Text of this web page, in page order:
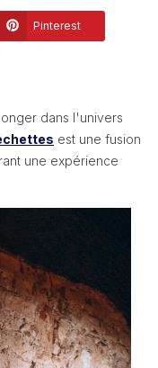
Pinterest
dans l'univers
s est une fusion
une expérience